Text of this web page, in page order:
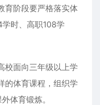
育阶段要严格落实体
时、高职108学
校面向三年级以上学
的体育课程，组织学
体育锻炼。